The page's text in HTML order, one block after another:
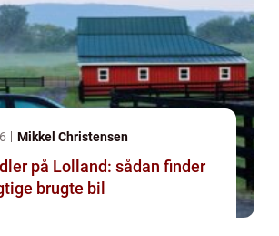
Mikkel Christensen
på Lolland: sådan finder
brugte bil